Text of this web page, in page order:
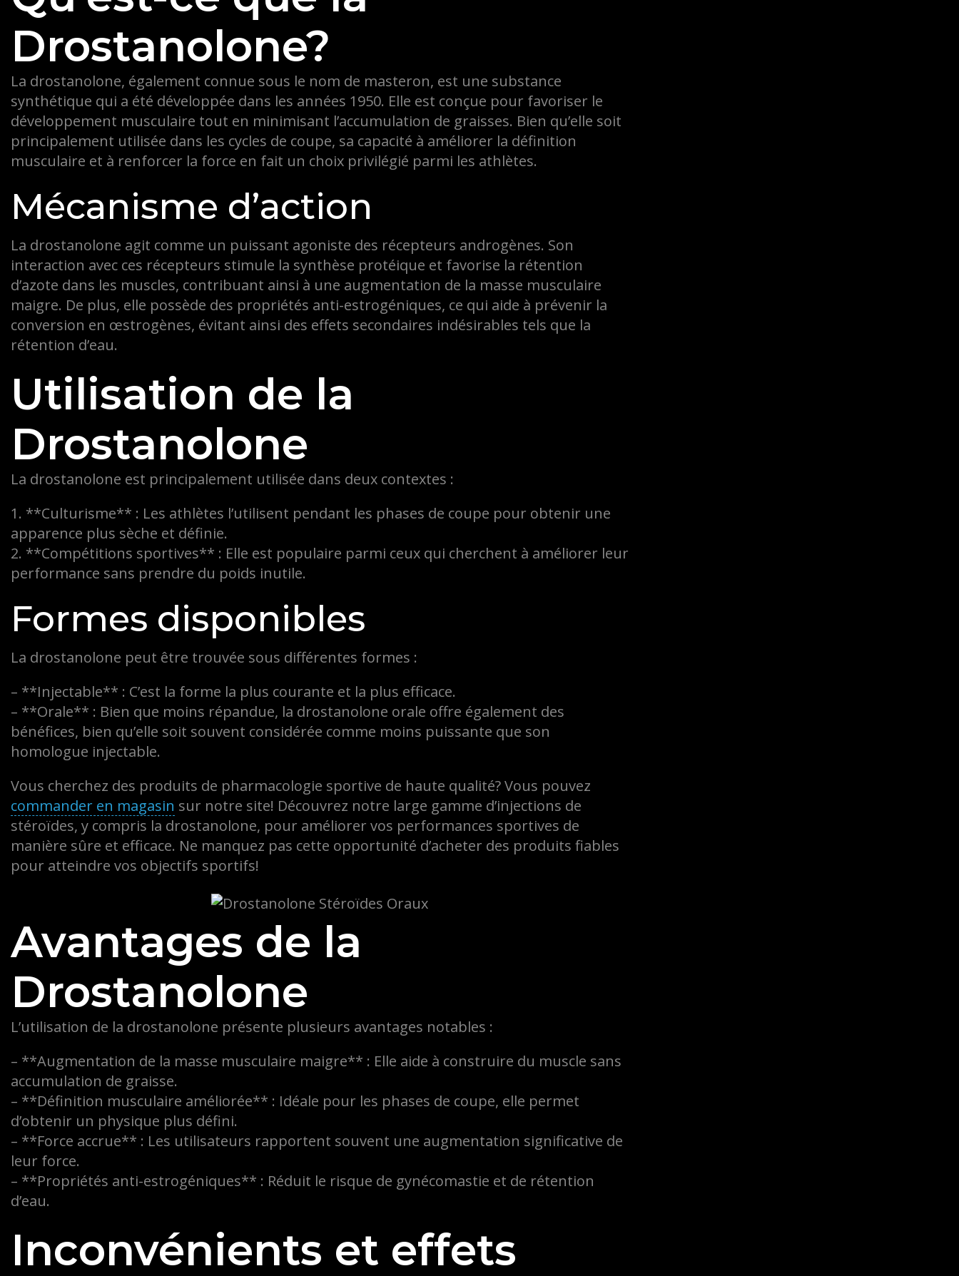
Drostanolone?
La drostanolone, également connue sous le nom de masteron, est une substance
synthétique qui a été développée dans les années 1950. Elle est conçue pour favoriser le
développement musculaire tout en minimisant l’accumulation de graisses. Bien qu’elle soit
principalement utilisée dans les cycles de coupe, sa capacité à améliorer la définition
musculaire et à renforcer la force en fait un choix privilégié parmi les athlètes.
Mécanisme d’action
La drostanolone agit comme un puissant agoniste des récepteurs androgènes. Son
interaction avec ces récepteurs stimule la synthèse protéique et favorise la rétention
d’azote dans les muscles, contribuant ainsi à une augmentation de la masse musculaire
maigre. De plus, elle possède des propriétés anti-estrogéniques, ce qui aide à prévenir la
conversion en œstrogènes, évitant ainsi des effets secondaires indésirables tels que la
rétention d’eau.
Utilisation de la
Drostanolone
La drostanolone est principalement utilisée dans deux contextes :
1. **Culturisme** : Les athlètes l’utilisent pendant les phases de coupe pour obtenir une
apparence plus sèche et définie.
2. **Compétitions sportives** : Elle est populaire parmi ceux qui cherchent à améliorer leur
performance sans prendre du poids inutile.
Formes disponibles
La drostanolone peut être trouvée sous différentes formes :
– **Injectable** : C’est la forme la plus courante et la plus efficace.
– **Orale** : Bien que moins répandue, la drostanolone orale offre également des
bénéfices, bien qu’elle soit souvent considérée comme moins puissante que son
homologue injectable.
Vous cherchez des produits de pharmacologie sportive de haute qualité? Vous pouvez
commander en magasin sur notre site! Découvrez notre large gamme d’injections de
stéroïdes, y compris la drostanolone, pour améliorer vos performances sportives de
manière sûre et efficace. Ne manquez pas cette opportunité d’acheter des produits fiables
pour atteindre vos objectifs sportifs!
Avantages de la
Drostanolone
L’utilisation de la drostanolone présente plusieurs avantages notables :
– **Augmentation de la masse musculaire maigre** : Elle aide à construire du muscle sans
accumulation de graisse.
– **Définition musculaire améliorée** : Idéale pour les phases de coupe, elle permet
d’obtenir un physique plus défini.
– **Force accrue** : Les utilisateurs rapportent souvent une augmentation significative de
leur force.
– **Propriétés anti-estrogéniques** : Réduit le risque de gynécomastie et de rétention
d’eau.
Inconvénients et effets